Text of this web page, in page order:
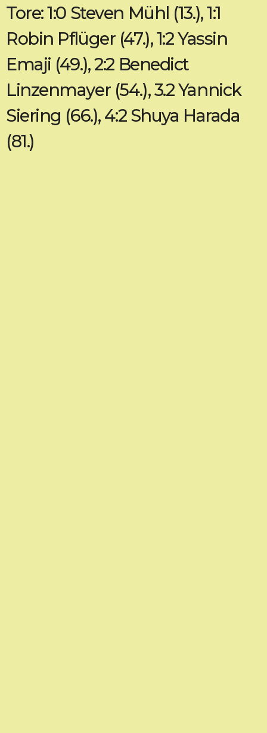
Tore: 1:0 Steven Mühl (13.), 1:1
Robin Pflüger (47.), 1:2 Yassin
Emaji (49.), 2:2 Benedict
Linzenmayer (54.), 3.2 Yannick
Siering (66.), 4:2 Shuya Harada
(81.)